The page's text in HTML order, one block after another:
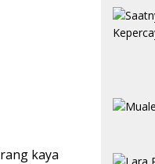
kaya